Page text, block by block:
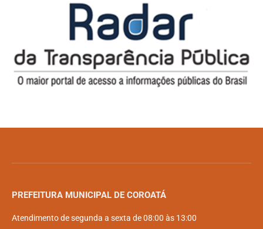
PREFEITURA MUNICIPAL DE COROATÁ
Atendimento de segunda a sexta de 08:00 às 13:00